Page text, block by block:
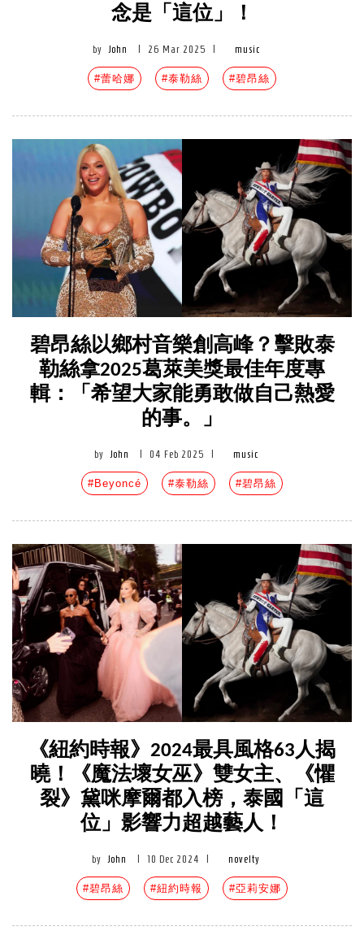
念是「這位」！
by John 26 Mar 2025 music
#蕾哈娜 #泰勒絲 #碧昂絲
碧昂絲以鄉村音樂創高峰？擊敗泰
勒絲拿2025葛萊美獎最佳年度專
輯：「希望大家能勇敢做自己熱愛
的事。」
by John 04 Feb 2025 music
#Beyoncé #泰勒絲 #碧昂絲
《紐約時報》2024最具風格63人揭
曉！《魔法壞女巫》雙女主、《懼
裂》黛咪摩爾都入榜，泰國「這
位」影響力超越藝人！
by John 10 Dec 2024 novelty
#碧昂絲 #紐約時報 #亞莉安娜